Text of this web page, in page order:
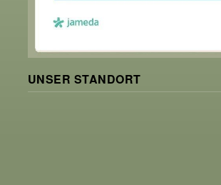
UNSER STANDORT